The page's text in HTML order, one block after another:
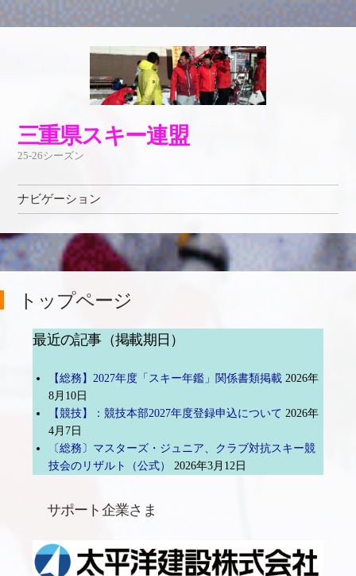
三重県スキー連盟
25-26シーズン
ナビゲーション
トップページ
最近の記事（掲載期日）
【総務】2027年度「スキー年鑑」関係書類掲載 2026年
8月10日
【競技】：競技本部2027年度登録申込について 2026年
4月7日
〔総務〕マスターズ・ジュニア、クラブ対抗スキー競
技会のリザルト（公式）
2026年3月12日
サポート企業さま